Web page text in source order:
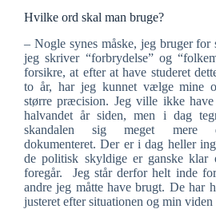
Hvilke ord skal man bruge?
– Nogle synes måske, jeg bruger
jeg skriver “forbrydelse” og
forsikre, at efter at have studeret
to år, har jeg kunnet vælge mine
større præcision. Jeg ville ikke
halvandet år siden, men i dag
skandalen sig meget mere
dokumenteret. Der er i dag heller
de politisk skyldige er ganske klar
foregår. Jeg står derfor helt inde
andre jeg måtte have brugt. De har
justeret efter situationen og min viden